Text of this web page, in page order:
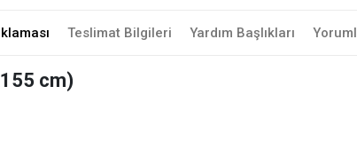
Teslimat Bilgileri Yardım Başlıkları
cm)